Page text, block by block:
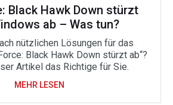
Black Hawk Down stürzt
ab – Was tun?
nützlichen Lösungen für das
Black Hawk Down stürzt ab“?
Artikel das Richtige für Sie.
MEHR LESEN